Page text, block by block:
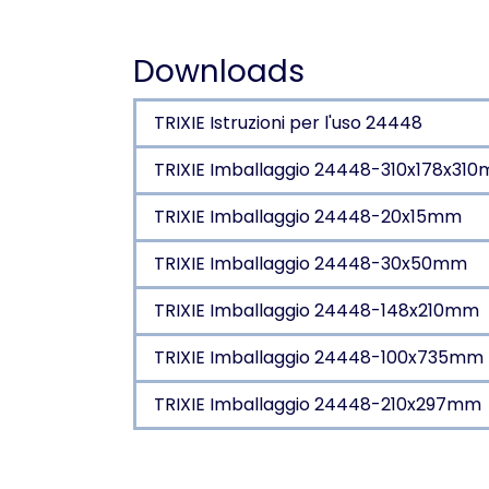
Downloads
TRIXIE Istruzioni per l'uso 24448
TRIXIE Imballaggio 24448-
TRIXIE Imballaggio 24448-20x15mm
TRIXIE Imballaggio 24448-30x50mm
TRIXIE Imballaggio 24448-148x210mm
TRIXIE Imballaggio 24448-100x735mm
TRIXIE Imballaggio 24448-210x297mm